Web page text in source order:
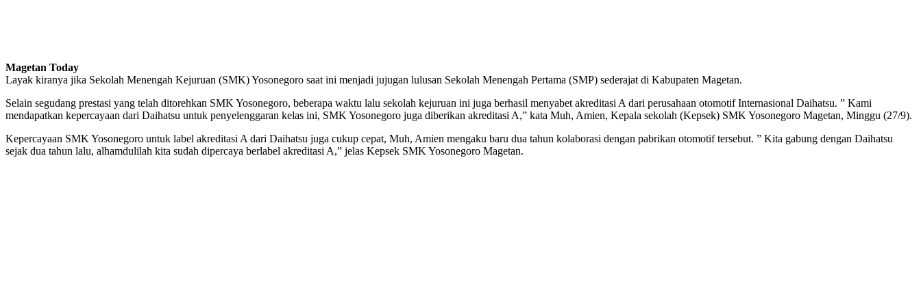
Magetan Today
Layak kiranya jika Sekolah Menengah Kejuruan (SMK) Yosonegoro saat ini menjadi jujugan lulusan Sekolah Menengah Pertama (SMP) sederajat di Kabupaten Magetan.
Selain segudang prestasi yang telah ditorehkan SMK Yosonegoro, beberapa waktu lalu sekolah kejuruan ini juga berhasil menyabet akreditasi A dari perusahaan otomotif Internasional Daihatsu. ” Kami
mendapatkan kepercayaan dari Daihatsu untuk penyelenggaran kelas ini, SMK Yosonegoro juga diberikan akreditasi A,” kata Muh, Amien, Kepala sekolah (Kepsek) SMK Yosonegoro Magetan, Minggu (27/9).
Kepercayaan SMK Yosonegoro untuk label akreditasi A dari Daihatsu juga cukup cepat, Muh, Amien mengaku baru dua tahun kolaborasi dengan pabrikan otomotif tersebut. ” Kita gabung dengan Daihatsu
sejak dua tahun lalu, alhamdulilah kita sudah dipercaya berlabel akreditasi A,” jelas Kepsek SMK Yosonegoro Magetan.